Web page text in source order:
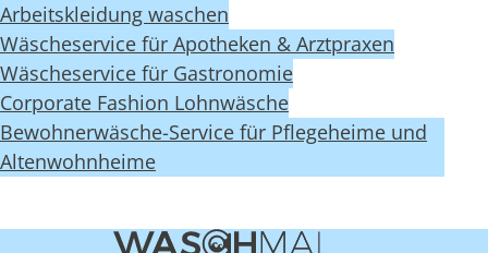
Arbeitskleidung waschen
Wäscheservice für Apotheken & Arztpraxen
Wäscheservice für Gastronomie
Corporate Fashion Lohnwäsche
Bewohnerwäsche-Service für Pflegeheime und
Altenwohnheime